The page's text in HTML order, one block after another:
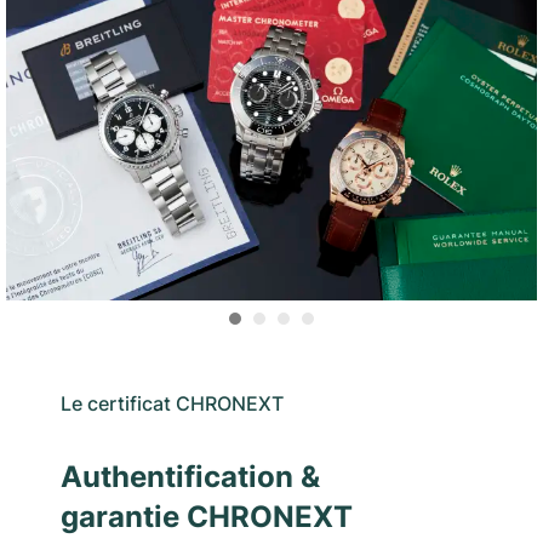
Le certificat CHRONEXT
Authentification &
garantie CHRONEXT